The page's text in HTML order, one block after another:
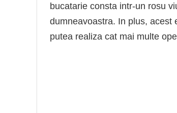
bucatarie consta intr-un rosu
dumneavoastra. In plus, acest
putea realiza cat mai multe